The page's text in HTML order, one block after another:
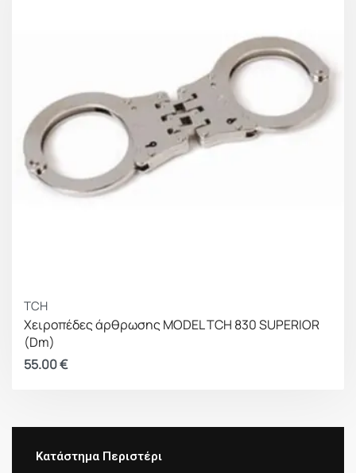
TCH
Χειροπέδες άρθρωσης MODEL TCH 830 SUPERIOR
(Dm)
55.00€
Κατάστημα Περιστέρι